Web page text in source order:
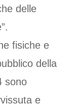
delle
fisiche e
della
sono
e